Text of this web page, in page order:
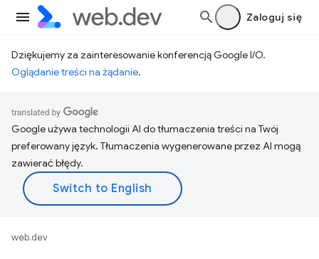
Zaloguj się
Dziękujemy za zainteresowanie konferencją Google I/O.
Oglądanie treści na żądanie.
Google używa technologii AI do tłumaczenia treści na Twój
preferowany język. Tłumaczenia wygenerowane przez AI mogą
zawierać błędy.
web.dev